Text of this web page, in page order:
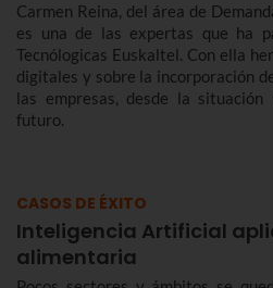
Carmen Reina, del área de
es una de las expertas que ha
Tecnólogicas Euskaltel. Con ella
digitales y sobre la incorporación
las empresas, desde la
futuro.
CASOS DE ÉXITO
Inteligencia Artificial
alimentaria